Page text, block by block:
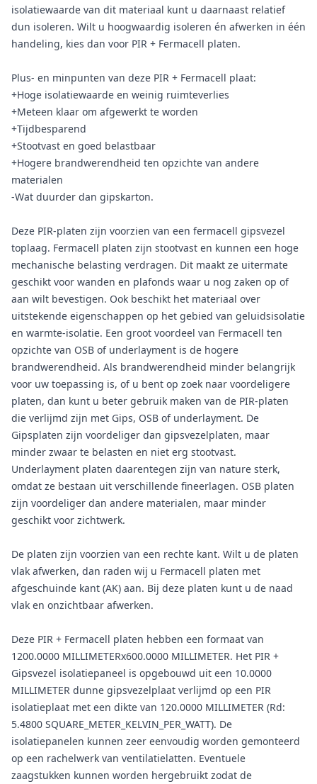
isolatiewaarde van dit materiaal kunt u daarnaast relatief
dun isoleren. Wilt u hoogwaardig isoleren én afwerken in één
handeling, kies dan voor PIR + Fermacell platen.
Plus- en minpunten van deze PIR + Fermacell plaat:
+Hoge isolatiewaarde en weinig ruimteverlies
+Meteen klaar om afgewerkt te worden
+Tijdbesparend
+Stootvast en goed belastbaar
+Hogere brandwerendheid ten opzichte van andere
materialen
-Wat duurder dan gipskarton.
Deze PIR-platen zijn voorzien van een fermacell gipsvezel
toplaag. Fermacell platen zijn stootvast en kunnen een hoge
mechanische belasting verdragen. Dit maakt ze uitermate
geschikt voor wanden en plafonds waar u nog zaken op of
aan wilt bevestigen. Ook beschikt het materiaal over
uitstekende eigenschappen op het gebied van geluidsisolatie
en warmte-isolatie. Een groot voordeel van Fermacell ten
opzichte van OSB of underlayment is de hogere
brandwerendheid. Als brandwerendheid minder belangrijk
voor uw toepassing is, of u bent op zoek naar voordeligere
platen, dan kunt u beter gebruik maken van de PIR-platen
die verlijmd zijn met Gips, OSB of underlayment. De
Gipsplaten zijn voordeliger dan gipsvezelplaten, maar
minder zwaar te belasten en niet erg stootvast.
Underlayment platen daarentegen zijn van nature sterk,
omdat ze bestaan uit verschillende fineerlagen. OSB platen
zijn voordeliger dan andere materialen, maar minder
geschikt voor zichtwerk.
De platen zijn voorzien van een rechte kant. Wilt u de platen
vlak afwerken, dan raden wij u Fermacell platen met
afgeschuinde kant (AK) aan. Bij deze platen kunt u de naad
vlak en onzichtbaar afwerken.
Deze PIR + Fermacell platen hebben een formaat van
1200.0000 MILLIMETERx600.0000 MILLIMETER. Het PIR +
Gipsvezel isolatiepaneel is opgebouwd uit een 10.0000
MILLIMETER dunne gipsvezelplaat verlijmd op een PIR
isolatieplaat met een dikte van 120.0000 MILLIMETER (Rd:
5.4800 SQUARE_METER_KELVIN_PER_WATT). De
isolatiepanelen kunnen zeer eenvoudig worden gemonteerd
op een rachelwerk van ventilatielatten. Eventuele
zaagstukken kunnen worden hergebruikt zodat de